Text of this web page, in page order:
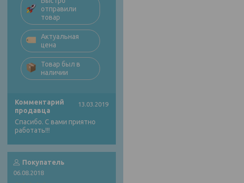
отправили
товар
Актуальная
цена
Товар был в
наличии
Комментарий
продавца
13.03.2019
Спасибо. С вами приятно
работать!!!
Покупатель
06.08.2018